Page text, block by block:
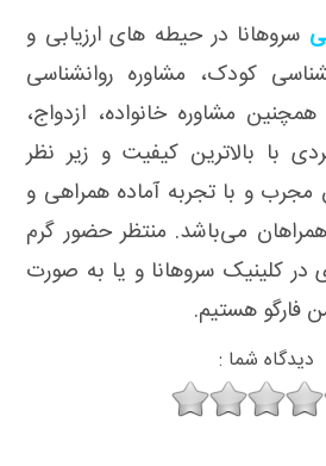
سروهانا در حیطه های ارزیابی و
کودک، مشاوره روانشناسی
مشاوره خانواده، ازدواج،
با بالاترین کیفیت و زیر نظر
مجرب و با تجربه آماده همراهی و
می‌باشد. منتظر حضور گرم
کلینیک سروهانا و یا به صورت
فارگو هستیم.
دیدگاه شما :